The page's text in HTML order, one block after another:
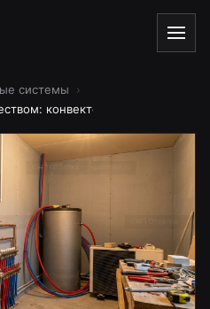
системы
конвекторы, котёл,